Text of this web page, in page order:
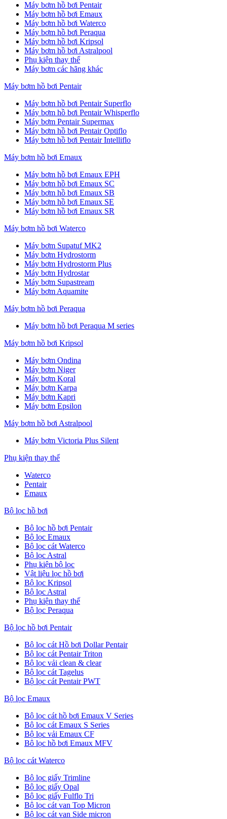
Máy bơm hồ bơi Pentair
Máy bơm hồ bơi Emaux
Máy bơm hồ bơi Waterco
Máy bơm hồ bơi Peraqua
Máy bơm hồ bơi Kripsol
Máy bơm hồ bơi Astralpool
Phụ kiện thay thế
Máy bơm các hãng khác
Máy bơm hồ bơi Pentair
Máy bơm hồ bơi Pentair Superflo
Máy bơm hồ bơi Pentair Whisperflo
Máy bơm Pentair Supermax
Máy bơm hồ bơi Pentair Optiflo
Máy bơm hồ bơi Pentair Intelliflo
Máy bơm hồ bơi Emaux
Máy bơm hồ bơi Emaux EPH
Máy bơm hồ bơi Emaux SC
Máy bơm hồ bơi Emaux SB
Máy bơm hồ bơi Emaux SE
Máy bơm hồ bơi Emaux SR
Máy bơm hồ bơi Waterco
Máy bơm Supatuf MK2
Máy bơm Hydrostorm
Máy bơm Hydrostorm Plus
Máy bơm Hydrostar
Máy bơm Supastream
Máy bơm Aquamite
Máy bơm hồ bơi Peraqua
Máy bơm hồ bơi Peraqua M series
Máy bơm hồ bơi Kripsol
Máy bơm Ondina
Máy bơm Niger
Máy bơm Koral
Máy bơm Karpa
Máy bơm Kapri
Máy bơm Epsilon
Máy bơm hồ bơi Astralpool
Máy bơm Victoria Plus Silent
Phụ kiện thay thế
Waterco
Pentair
Emaux
Bộ lọc hồ bơi
Bộ lọc hồ bơi Pentair
Bộ lọc Emaux
Bộ lọc cát Waterco
Bộ lọc Astral
Phụ kiện bộ lọc
Vật liệu lọc hồ bơi
Bộ lọc Kripsol
Bộ lọc Astral
Phụ kiện thay thế
Bộ lọc Peraqua
Bộ lọc hồ bơi Pentair
Bộ lọc cát Hồ bơi Dollar Pentair
Bộ lọc cát Pentair Triton
Bộ lọc vải clean & clear
Bộ lọc cát Tagelus
Bộ lọc cát Pentair PWT
Bộ lọc Emaux
Bộ lọc cát hồ bơi Emaux V Series
Bộ lọc cát Emaux S Series
Bộ lọc vải Emaux CF
Bô lọc hồ bơi Emaux MFV
Bộ lọc cát Waterco
Bộ lọc giấy Trimline
Bộ lọc giấy Opal
Bộ lọc giấy Fulflo Tri
Bộ lọc cát van Top Micron
Bộ lọc cát van Side micron